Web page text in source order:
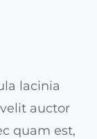
lacinia
auctor
quam est,